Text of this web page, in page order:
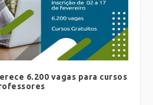
6.200 vagas para cursos